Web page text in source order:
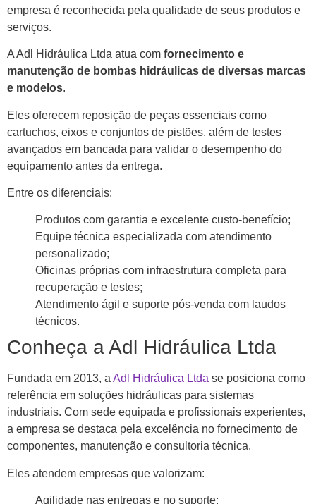
empresa é reconhecida pela qualidade de seus produtos e
serviços.
A Adl Hidráulica Ltda atua com fornecimento e
manutenção de bombas hidráulicas de diversas marcas
e modelos.
Eles oferecem reposição de peças essenciais como
cartuchos, eixos e conjuntos de pistões, além de testes
avançados em bancada para validar o desempenho do
equipamento antes da entrega.
Entre os diferenciais:
Produtos com garantia e excelente custo-benefício;
Equipe técnica especializada com atendimento
personalizado;
Oficinas próprias com infraestrutura completa para
recuperação e testes;
Atendimento ágil e suporte pós-venda com laudos
técnicos.
Conheça a Adl Hidráulica Ltda
Fundada em 2013, a Adl Hidráulica Ltda se posiciona como
referência em soluções hidráulicas para sistemas
industriais. Com sede equipada e profissionais experientes,
a empresa se destaca pela excelência no fornecimento de
componentes, manutenção e consultoria técnica.
Eles atendem empresas que valorizam:
Agilidade nas entregas e no suporte;